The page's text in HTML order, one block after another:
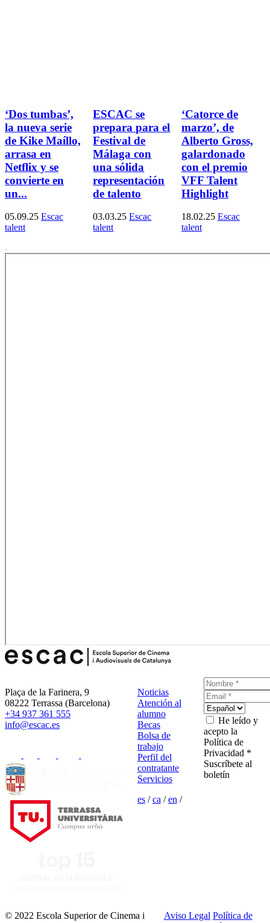
‘Dos tumbas’,
la nueva serie
de Kike Maíllo,
arrasa en
Netflix y se
convierte en
un...
05.09.25 Escac
talent
ESCAC se
prepara para el
Festival de
Málaga con
una sólida
representación
de talento
03.03.25 Escac
talent
‘Catorce de
marzo’, de
Alberto Gross,
galardonado
con el premio
VFF Talent
Highlight
18.02.25 Escac
talent
Plaça de la Farinera, 9
08222 Terrassa (Barcelona)
+34 937 361 555
info@escac.es
Noticias
Atención al
alumno
Becas
Bolsa de
trabajo
Perfil del
contratante
Servicios
es/ca /en /
He leído y
acepto la
Política de
Privacidad *
Suscríbete al
boletín
© 2022 Escola Superior de Cinema i
Aviso Legal Política de